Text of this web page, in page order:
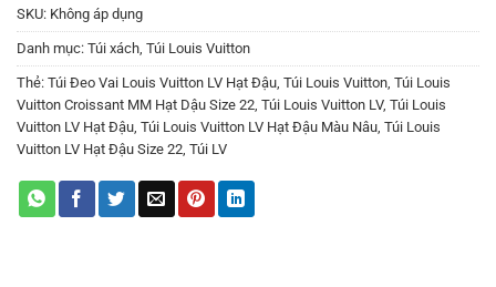
SKU: Không áp dụng
Danh mục: Túi xách, Túi Louis Vuitton
Thẻ: Túi Đeo Vai Louis Vuitton LV Hạt Đậu, Túi Louis Vuitton, Túi Louis
Vuitton Croissant MM Hạt Dậu Size 22, Túi Louis Vuitton LV, Túi Louis
Vuitton LV Hạt Đậu, Túi Louis Vuitton LV Hạt Đậu Màu Nâu, Túi Louis
Vuitton LV Hạt Đậu Size 22, Túi LV